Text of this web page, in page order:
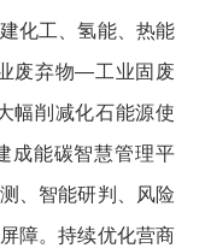
化工、氢能、热能
废弃物—工业固废
幅削减化石能源使
成能碳智慧管理平
、智能研判、风险
障。持续优化营商